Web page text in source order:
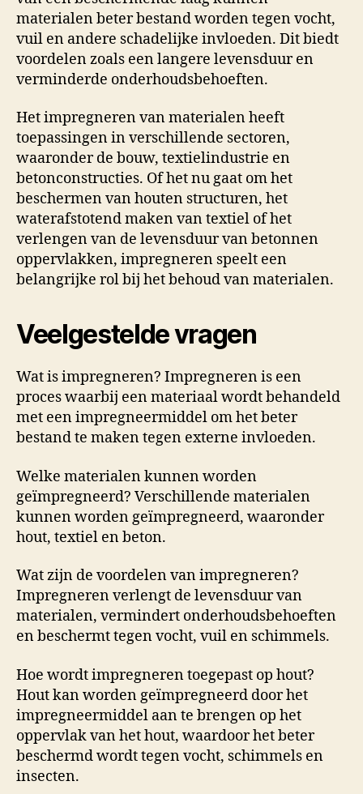
materialen beter bestand worden tegen vocht,
vuil en andere schadelijke invloeden. Dit biedt
voordelen zoals een langere levensduur en
verminderde onderhoudsbehoeften.
Het impregneren van materialen heeft
toepassingen in verschillende sectoren,
waaronder de bouw, textielindustrie en
betonconstructies. Of het nu gaat om het
beschermen van houten structuren, het
waterafstotend maken van textiel of het
verlengen van de levensduur van betonnen
oppervlakken, impregneren speelt een
belangrijke rol bij het behoud van materialen.
Veelgestelde vragen
Wat is impregneren? Impregneren is een
proces waarbij een materiaal wordt behandeld
met een impregneermiddel om het beter
bestand te maken tegen externe invloeden.
Welke materialen kunnen worden
geïmpregneerd? Verschillende materialen
kunnen worden geïmpregneerd, waaronder
hout, textiel en beton.
Wat zijn de voordelen van impregneren?
Impregneren verlengt de levensduur van
materialen, vermindert onderhoudsbehoeften
en beschermt tegen vocht, vuil en schimmels.
Hoe wordt impregneren toegepast op hout?
Hout kan worden geïmpregneerd door het
impregneermiddel aan te brengen op het
oppervlak van het hout, waardoor het beter
beschermd wordt tegen vocht, schimmels en
insecten.